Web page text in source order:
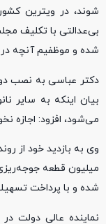
شوند، در ویترین
بی‌عدالتی با تکلیف
شده و موظفیم آنچه در
بیان اینکه به سایر
می‌شود، افزود: اجازه
میلیون قطعه
شده و با پرداخت